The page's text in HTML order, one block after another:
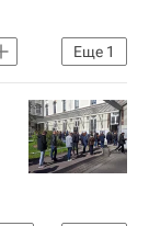
Еще 1